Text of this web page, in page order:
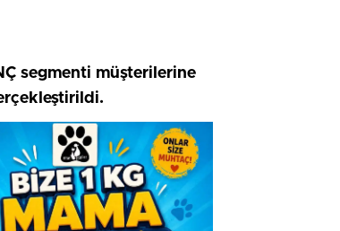
segmenti müşterilerine